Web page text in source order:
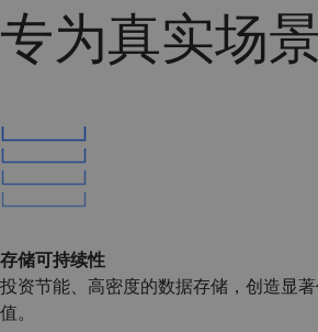
专为真实场
存储可持续性
投资节能、高密度的数据存储，创造显
值。